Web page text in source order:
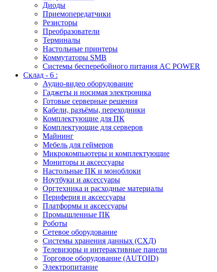
Диоды
Приемопередатчики
Резисторы
Преобразователи
Терминалы
Настольные принтеры
Коммутаторы SMB
Системы бесперебойного питания AC POWER
Склад - 6 :
Аудио-видео оборудование
Гаджеты и носимая электроника
Готовые серверные решения
Кабели, разъёмы, переходники
Комплектующие для ПК
Комплектующие для серверов
Майнинг
Мебель для геймеров
Микрокомпьютеры и комплектующие
Мониторы и аксессуары
Настольные ПК и моноблоки
Ноутбуки и аксессуары
Оргтехника и расходные материалы
Периферия и аксессуары
Платформы и аксессуары
Промышленные ПК
Роботы
Сетевое оборудование
Системы хранения данных (СХД)
Телевизоры и интерактивные панели
Торговое оборудование (AUTOID)
Электропитание